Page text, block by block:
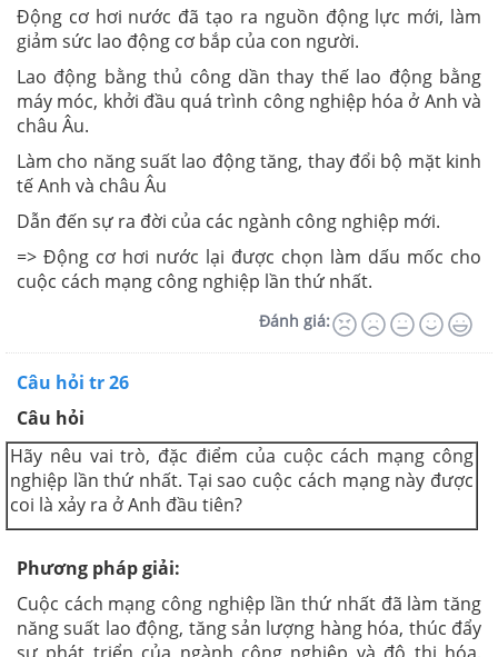
Động cơ hơi nước đã tạo ra nguồn động lực mới, làm
giảm sức lao động cơ bắp của con người.
Lao động bằng thủ công dần thay thế lao động bằng
máy móc, khởi đầu quá trình công nghiệp hóa ở Anh và
châu Âu.
Làm cho năng suất lao động tăng, thay đổi bộ mặt kinh
tế Anh và châu Âu
Dẫn đến sự ra đời của các ngành công nghiệp mới.
=> Động cơ hơi nước lại được chọn làm dấu mốc cho
cuộc cách mạng công nghiệp lần thứ nhất.
Đánh giá:
Câu hỏi tr 26
Câu hỏi
Hãy nêu vai trò, đặc điểm của cuộc cách mạng công
nghiệp lần thứ nhất. Tại sao cuộc cách mạng này được
coi là xảy ra ở Anh đầu tiên?
Phương pháp giải:
Cuộc cách mạng công nghiệp lần thứ nhất đã làm tăng
năng suất lao động, tăng sản lượng hàng hóa, thúc đẩy